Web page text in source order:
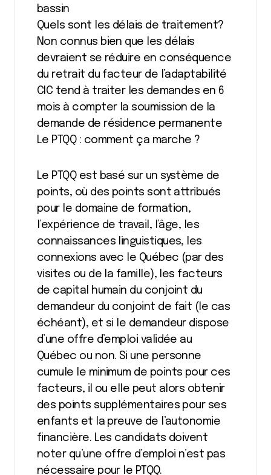
bassin
Quels sont les délais de traitement?
Non connus bien que les délais
devraient se réduire en conséquence
du retrait du facteur de l’adaptabilité
CIC tend à traiter les demandes en 6
mois à compter la soumission de la
demande de résidence permanente
Le PTQQ : comment ça marche ?
Le PTQQ est basé sur un système de
points, où des points sont attribués
pour le domaine de formation,
l’expérience de travail, l’âge, les
connaissances linguistiques, les
connexions avec le Québec (par des
visites ou de la famille), les facteurs
de capital humain du conjoint du
demandeur du conjoint de fait (le cas
échéant), et si le demandeur dispose
d’une offre d’emploi validée au
Québec ou non. Si une personne
cumule le minimum de points pour ces
facteurs, il ou elle peut alors obtenir
des points supplémentaires pour ses
enfants et la preuve de l’autonomie
financière. Les candidats doivent
noter qu’une offre d’emploi n’est pas
nécessaire pour le PTQQ.